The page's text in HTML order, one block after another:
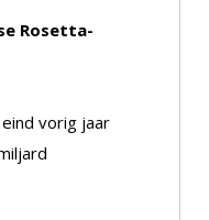
Rosetta-
vorig jaar